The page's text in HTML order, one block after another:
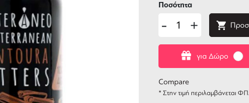
για Δώρο
Ποσότητα
- +
Compare
* Στην τιμή περιλαμβάνεται